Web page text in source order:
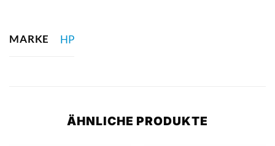
MARKE HP
ÄHNLICHE PRODUKTE